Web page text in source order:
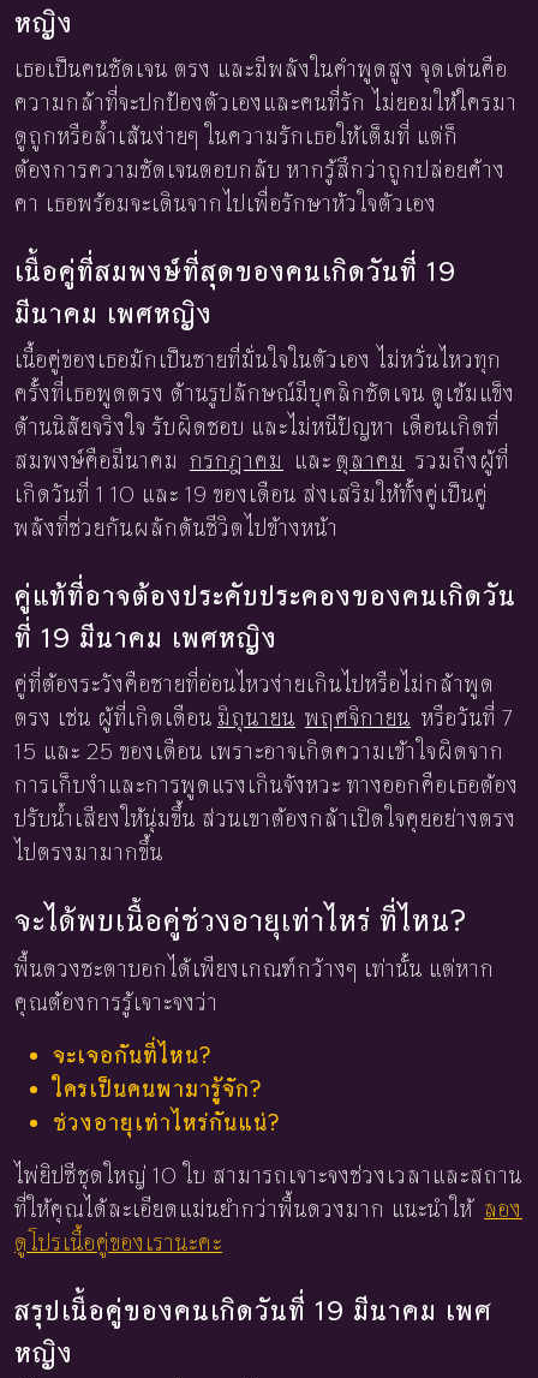
หญิง
เธอเป็นคนชัดเจน ตรง และมีพลังในคำพูดสูง จุดเด่นคือ
ความกล้าที่จะปกป้องตัวเองและคนที่รัก ไม่ยอมให้ใครมา
ดูถูกหรือล้ำเส้นง่ายๆ ในความรักเธอให้เต็มที่ แต่ก็
ต้องการความชัดเจนตอบกลับ หากรู้สึกว่าถูกปล่อยค้าง
คา เธอพร้อมจะเดินจากไปเพื่อรักษาหัวใจตัวเอง
เนื้อคู่ที่สมพงษ์ที่สุดของคนเกิดวันที่ 19
มีนาคม เพศหญิง
เนื้อคู่ของเธอมักเป็นชายที่มั่นใจในตัวเอง ไม่หวั่นไหวทุก
ครั้งที่เธอพูดตรง ด้านรูปลักษณ์มีบุคลิกชัดเจน ดูเข้มแข็ง
ด้านนิสัยจริงใจ รับผิดชอบ และไม่หนีปัญหา เดือนเกิดที่
สมพงษ์คือมีนาคม กรกฎาคม และ ตุลาคม รวมถึงผู้ที่
เกิดวันที่ 1 10 และ 19 ของเดือน ส่งเสริมให้ทั้งคู่เป็นคู่
พลังที่ช่วยกันผลักดันชีวิตไปข้างหน้า
คู่แท้ที่อาจต้องประคับประคองของคนเกิดวัน
ที่ 19 มีนาคม เพศหญิง
คู่ที่ต้องระวังคือชายที่อ่อนไหวง่ายเกินไปหรือไม่กล้าพูด
ตรง เช่น ผู้ที่เกิดเดือน มิถุนายน พฤศจิกายน หรือวันที่ 7
15 และ 25 ของเดือน เพราะอาจเกิดความเข้าใจผิดจาก
การเก็บงำและการพูดแรงเกินจังหวะ ทางออกคือเธอต้อง
ปรับน้ำเสียงให้นุ่มขึ้น ส่วนเขาต้องกล้าเปิดใจคุยอย่างตรง
ไปตรงมามากขึ้น
จะได้พบเนื้อคู่ช่วงอายุเท่าไหร่ ที่ไหน?
พื้นดวงชะตาบอกได้เพียงเกณฑ์กว้างๆ เท่านั้น แต่หาก
คุณต้องการรู้เจาะจงว่า
จะเจอกันที่ไหน?
ใครเป็นคนพามารู้จัก?
ช่วงอายุเท่าไหร่กันแน่?
ไพ่ยิปซีชุดใหญ่ 10 ใบ สามารถเจาะจงช่วงเวลาและสถาน
ที่ให้คุณได้ละเอียดแม่นยำกว่าพื้นดวงมาก แนะนำให้ ลอง
ดูโปรเนื้อคู่ของเรานะคะ
สรุปเนื้อคู่ของคนเกิดวันที่ 19 มีนาคม เพศ
หญิง